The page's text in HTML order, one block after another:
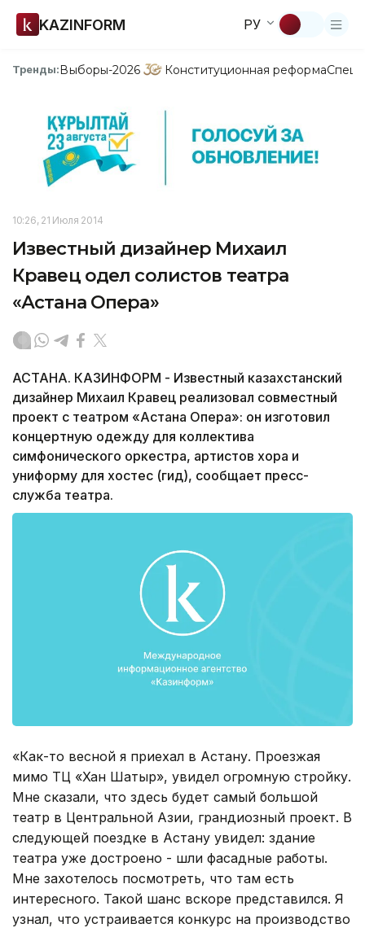
KAZINFORM РУ
Тренды:Выборы-2026 Конституционная реформа
10:26, 21 Июля 2014
Известный дизайнер Михаил
Кравец одел солистов театра
«Астана Опера»
АСТАНА. КАЗИНФОРМ - Известный казахстанский
дизайнер Михаил Кравец реализовал совместный
проект с театром «Астана Опера»: он изготовил
концертную одежду для коллектива
симфонического оркестра, артистов хора и
униформу для хостес (гид), сообщает пресс-
служба театра.
«Как-то весной я приехал в Астану. Проезжая
мимо ТЦ «Хан Шатыр», увидел огромную стройку.
Мне сказали, что здесь будет самый большой
театр в Центральной Азии, грандиозный проект. В
следующей поездке в Астану увидел: здание
театра уже достроено - шли фасадные работы.
Мне захотелось посмотреть, что там есть
интересного. Такой шанс вскоре представился. Я
узнал, что устраивается конкурс на производство